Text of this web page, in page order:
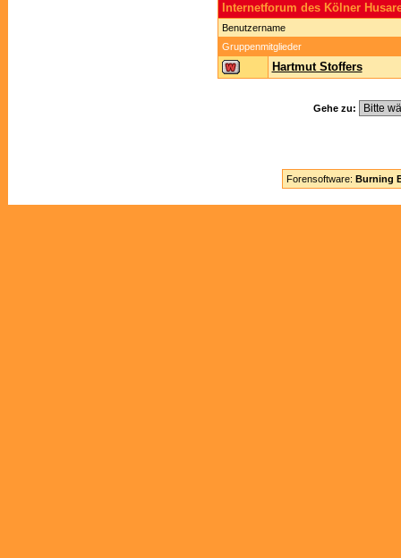
Internetforum des Kölner
Benutzername
Gruppenmitglieder
Hartmut Stoffers
Gehe zu:
Forensoftware: Burning